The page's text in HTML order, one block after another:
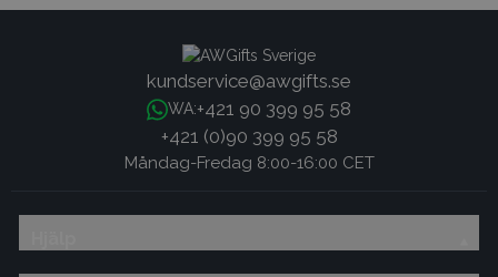
kundservice@awgifts.se
WA:+421 90 399 95 58
+421 (0)90 399 95 58
Måndag-Fredag 8:00-16:00 CET